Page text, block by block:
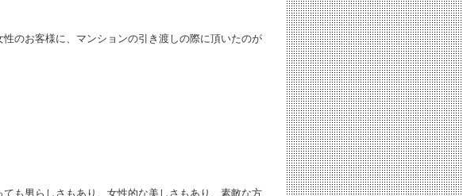
のお客様に、マンションの引き渡しの際に頂いたのが
も男らしさもあり、女性的な美しさもあり、素敵な方